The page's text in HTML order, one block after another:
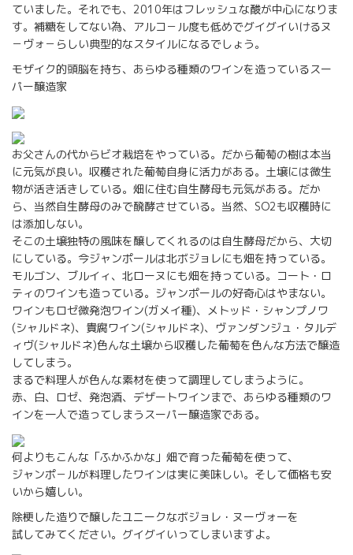
ていました。それでも、2010年はフレッシュな酸が中心になりま
す。補糖をしてない為、アルコ－ル度も低めでグイグイいけるヌ
－ヴォ－らしい典型的なスタイルになるでしょう。
モザイク的頭脳を持ち、あらゆる種類のワインを造っているスー
パー醸造家
お父さんの代からビオ栽培をやっている。だから葡萄の樹は本当
に元気が良い。収穫された葡萄自身に活力がある。土壌には微生
物が活き活きしている。畑に住む自生酵母も元気がある。だか
ら、当然自生酵母のみで醗酵させている。当然、SO2も収穫時に
は添加しない。
そこの土壌独特の風味を醸してくれるのは自生酵母だから、大切
にしている。今ジャンポールは北ボジョレにも畑を持っている。
モルゴン、ブルイィ、北ローヌにも畑を持っている。コート・ロ
ティのワインも造っている。ジャンポールの好奇心はやまない。
ワインもロゼ微発泡ワイン(ガメイ種)、メトッド・シャンプノワ
(シャルドネ)、貴腐ワイン(シャルドネ)、ヴァンダンジュ・タルデ
ィヴ(シャルドネ)色んな土壌から収穫した葡萄を色んな方法で醸造
してしまう。
まるで料理人が色んな素材を使って調理してしまうように。
赤、白、ロゼ、発泡酒、デザートワインまで、あらゆる種類のワ
インを一人で造ってしまうスーパー醸造家である。
何よりもこんな「ふかふかな」畑で育った葡萄を使って、
ジャンポ－ルが料理したワインは実に美味しい。そして価格も安
いから嬉しい。
除梗した造りで醸したユニークなボジョレ・ヌーヴォーを
試してみてください。グイグイいってしまいますよ。